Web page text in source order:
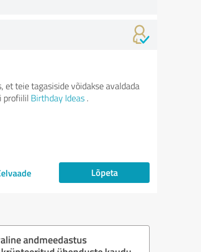
et teie tagasiside võidakse avaldada
profiilil Birthday Ideas.
Lõpeta
andmeedastus